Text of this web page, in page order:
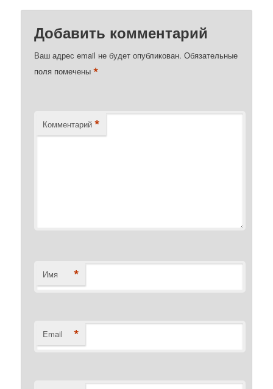
Добавить комментарий
Ваш адрес email не будет опубликован. Обязательные
поля помечены*
Комментарий *
Имя *
Email *